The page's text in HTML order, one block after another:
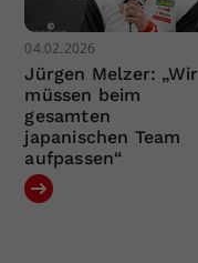
04.02.2026
Jürgen Melzer: „Wir
müssen beim
gesamten
japanischen Team
aufpassen“